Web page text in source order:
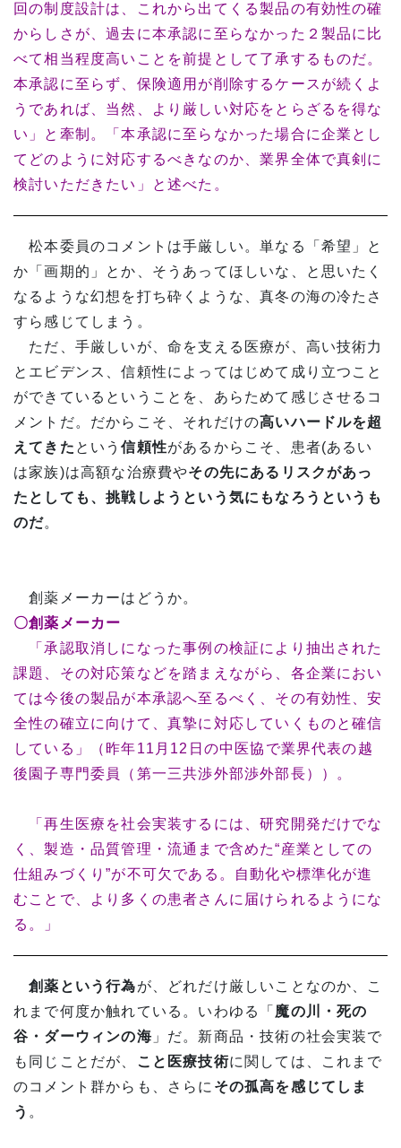
回の制度設計は、これから出てくる製品の有効性の確
からしさが、過去に本承認に至らなかった２製品に比
べて相当程度高いことを前提として了承するものだ。
本承認に至らず、保険適用が削除するケースが続くよ
うであれば、当然、より厳しい対応をとらざるを得な
い」と牽制。「本承認に至らなかった場合に企業とし
てどのように対応するべきなのか、業界全体で真剣に
検討いただきたい」と述べた。
松本委員のコメントは手厳しい。単なる「希望」と
か「画期的」とか、そうあってほしいな、と思いたく
なるような幻想を打ち砕くような、真冬の海の冷たさ
すら感じてしまう。
ただ、手厳しいが、命を支える医療が、高い技術力
とエビデンス、信頼性によってはじめて成り立つこと
ができているということを、あらためて感じさせるコ
メントだ。だからこそ、それだけの高いハードルを超
えてきた という信頼性があるからこそ、患者(あるい
は家族)は高額な治療費やその先にあるリスクがあっ
たとしても、挑戦しようという気にもなろうというも
のだ。
創薬メーカーはどうか。
〇創薬メーカー
「承認取消しになった事例の検証により抽出された
課題、その対応策などを踏まえながら、各企業におい
ては今後の製品が本承認へ至るべく、その有効性、安
全性の確立に向けて、真摯に対応していくものと確信
している」（昨年11月12日の中医協で業界代表の越
後園子専門委員（第一三共渉外部渉外部長））。
「再生医療を社会実装するには、研究開発だけでな
く、製造・品質管理・流通まで含めた“産業としての
仕組みづくり”が不可欠である。自動化や標準化が進
むことで、より多くの患者さんに届けられるようにな
る。」
創薬という行為が、どれだけ厳しいことなのか、こ
れまで何度か触れている。いわゆる「 魔の川・死の
谷・ダーウィンの海 」だ。新商品・技術の社会実装で
も同じことだが、
こと医療技術に関しては、これまで
のコメント群からも、さらに その孤高を感じてしま
う 。